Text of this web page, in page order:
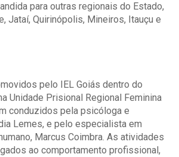
para outras regionais do Estado,
Jataí, Quirinópolis, Mineiros, Itauçu e
pelo IEL Goiás dentro do
Unidade Prisional Regional Feminina
conduzidos pela psicóloga e
Lemes, e pelo especialista em
Marcus Coimbra. As atividades
ao comportamento profissional,